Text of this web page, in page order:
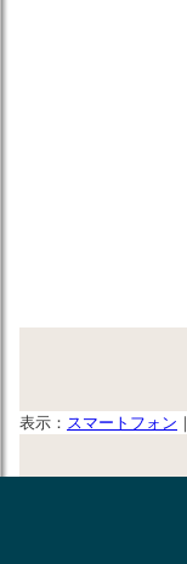
表示： スマートフォン ｜